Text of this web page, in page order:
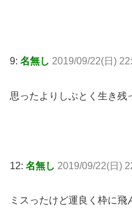
9: 名無し 2019/09/22(日)
思ったよりしぶとく生き残
12: 名無し 2019/09/22(日)
ミスったけど運良く枠に飛